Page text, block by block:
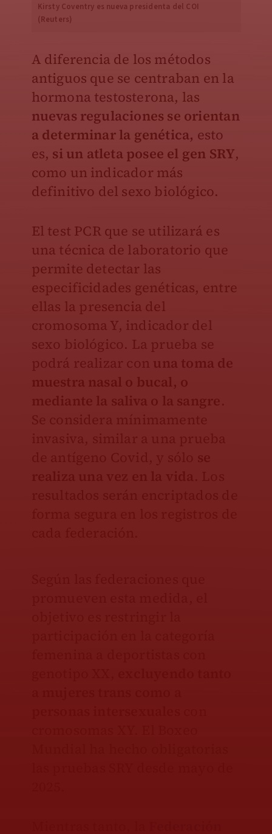
Kirsty Coventry es nueva presidenta del COI
(Reuters)
A diferencia de los métodos
antiguos que se centraban en la
hormona testosterona, las
nuevas regulaciones se orientan
a determinar la genética, esto
es, si un atleta posee el gen SRY,
como un indicador más
definitivo del sexo biológico.
El test PCR que se utilizará es
una técnica de laboratorio que
permite detectar las
especificidades genéticas, entre
ellas la presencia del
cromosoma Y, indicador del
sexo biológico. La prueba se
podrá realizar con una toma de
muestra nasal o bucal, o
mediante la saliva o la sangre.